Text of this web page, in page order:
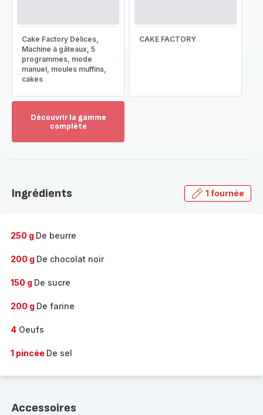
Cake Factory Délices,
Machine à gâteaux, 5
programmes, mode
manuel, moules muffins,
cakes
CAKE FACTORY
Découvrir la gamme
complète
gamme
Ingrédients 1 fournée
250 g De beurre
200 g De chocolat noir
150 g De sucre
200 g De farine
4 Oeufs
1 pincée De sel
Accessoires